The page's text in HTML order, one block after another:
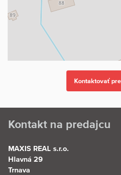
Kontakt na predajcu
MAXIS REAL s.r.o.
Hlavná 29
Trnava